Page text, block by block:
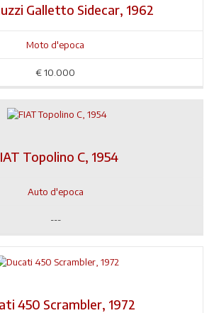
Galletto Sidecar, 1962
Moto d'epoca
€10.000
Topolino C, 1954
Auto d'epoca
---
450 Scrambler, 1972